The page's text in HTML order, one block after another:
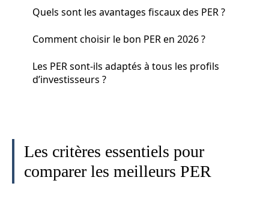
Quels sont les avantages fiscaux des PER ?
Comment choisir le bon PER en 2026 ?
Les PER sont-ils adaptés à tous les profils
d’investisseurs ?
Les critères essentiels pour
comparer les meilleurs PER